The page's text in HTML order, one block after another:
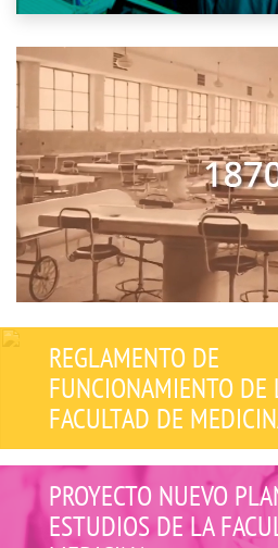
REGLAMENTO DE
FUNCIONAMIENTO DE
FACULTAD DE
PROYECTO NUEVO
ESTUDIOS DE LA